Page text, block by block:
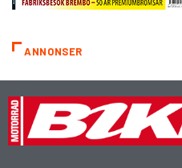
ANNONSER